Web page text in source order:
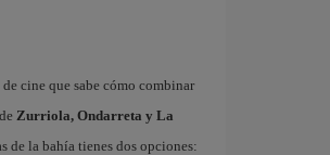
cine que sabe cómo combinar
Zurriola, Ondarreta y La
de la bahía tienes dos opciones: